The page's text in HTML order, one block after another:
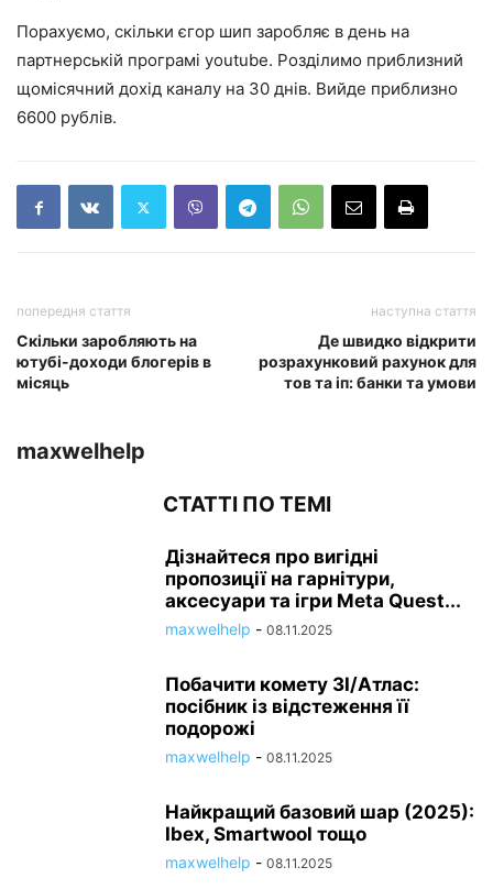
Порахуємо, скільки єгор шип заробляє в день на
партнерській програмі youtube. Розділимо приблизний
щомісячний дохід каналу на 30 днів. Вийде приблизно
6600 рублів.
попередня стаття
Скільки заробляють на
ютубі-доходи блогерів в
місяць
наступна стаття
Де швидко відкрити
розрахунковий рахунок для
тов та іп: банки та умови
maxwelhelp
СТАТТІ ПО ТЕМІ
Дізнайтеся про вигідні
пропозиції на гарнітури,
аксесуари та ігри Meta Quest...
maxwelhelp - 08.11.2025
Побачити комету 3I/Атлас:
посібник із відстеження її
подорожі
maxwelhelp - 08.11.2025
Найкращий базовий шар (2025):
Ibex, Smartwool тощо
maxwelhelp - 08.11.2025